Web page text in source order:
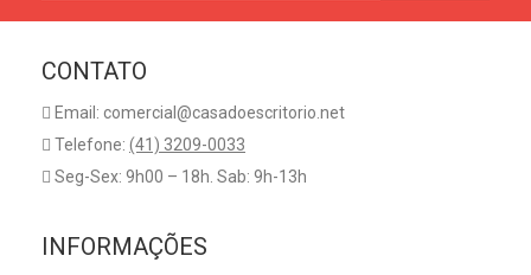
CONTATO
Email: comercial@casadoescritorio.net
Telefone: (41) 3209-0033
Seg-Sex: 9h00 – 18h. Sab: 9h-13h
INFORMAÇÕES